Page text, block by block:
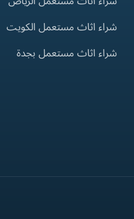
شراء اثاث مستعمل الكويت
شراء اثاث مستعمل بجدة